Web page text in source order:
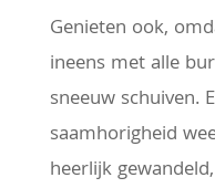
Genieten ook,
ineens met alle
sneeuw schuiven.
saamhorigheid
heerlijk